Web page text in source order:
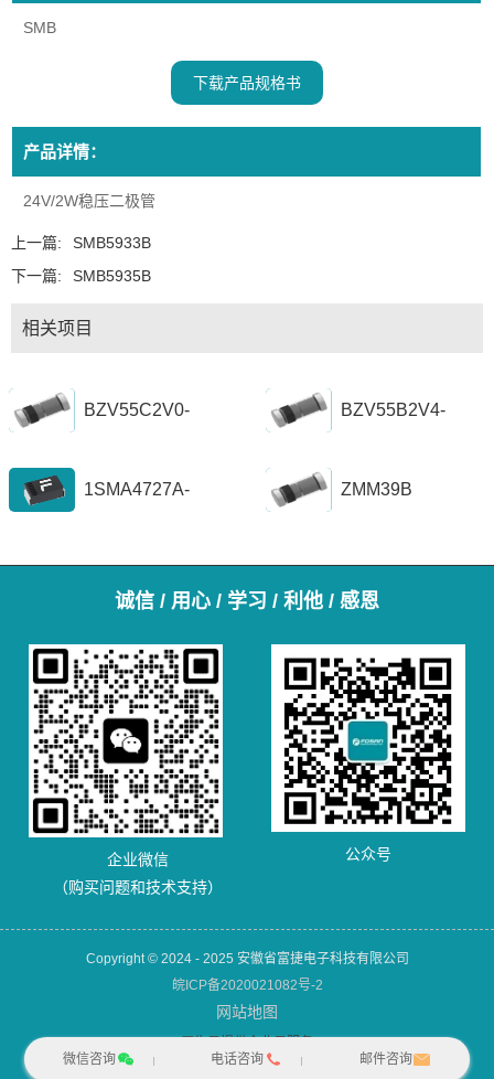
SMB
下载产品规格书
产品详情：
24V/2W稳压二极管
上一篇:
SMB5933B
下一篇:
SMB5935B
相关项目
BZV55C2V0- BZV55B2V4-
1SMA4727A-
ZMM39B
诚信 / 用心 / 学习 / 利他 / 感恩
企业微信
（购买问题和技术支持）
公众号
Copyright © 2024 - 2025 安徽省富捷电子科技有限公司
皖ICP备2020021082号-2
网站地图
微信咨询
电话咨询 邮件咨询